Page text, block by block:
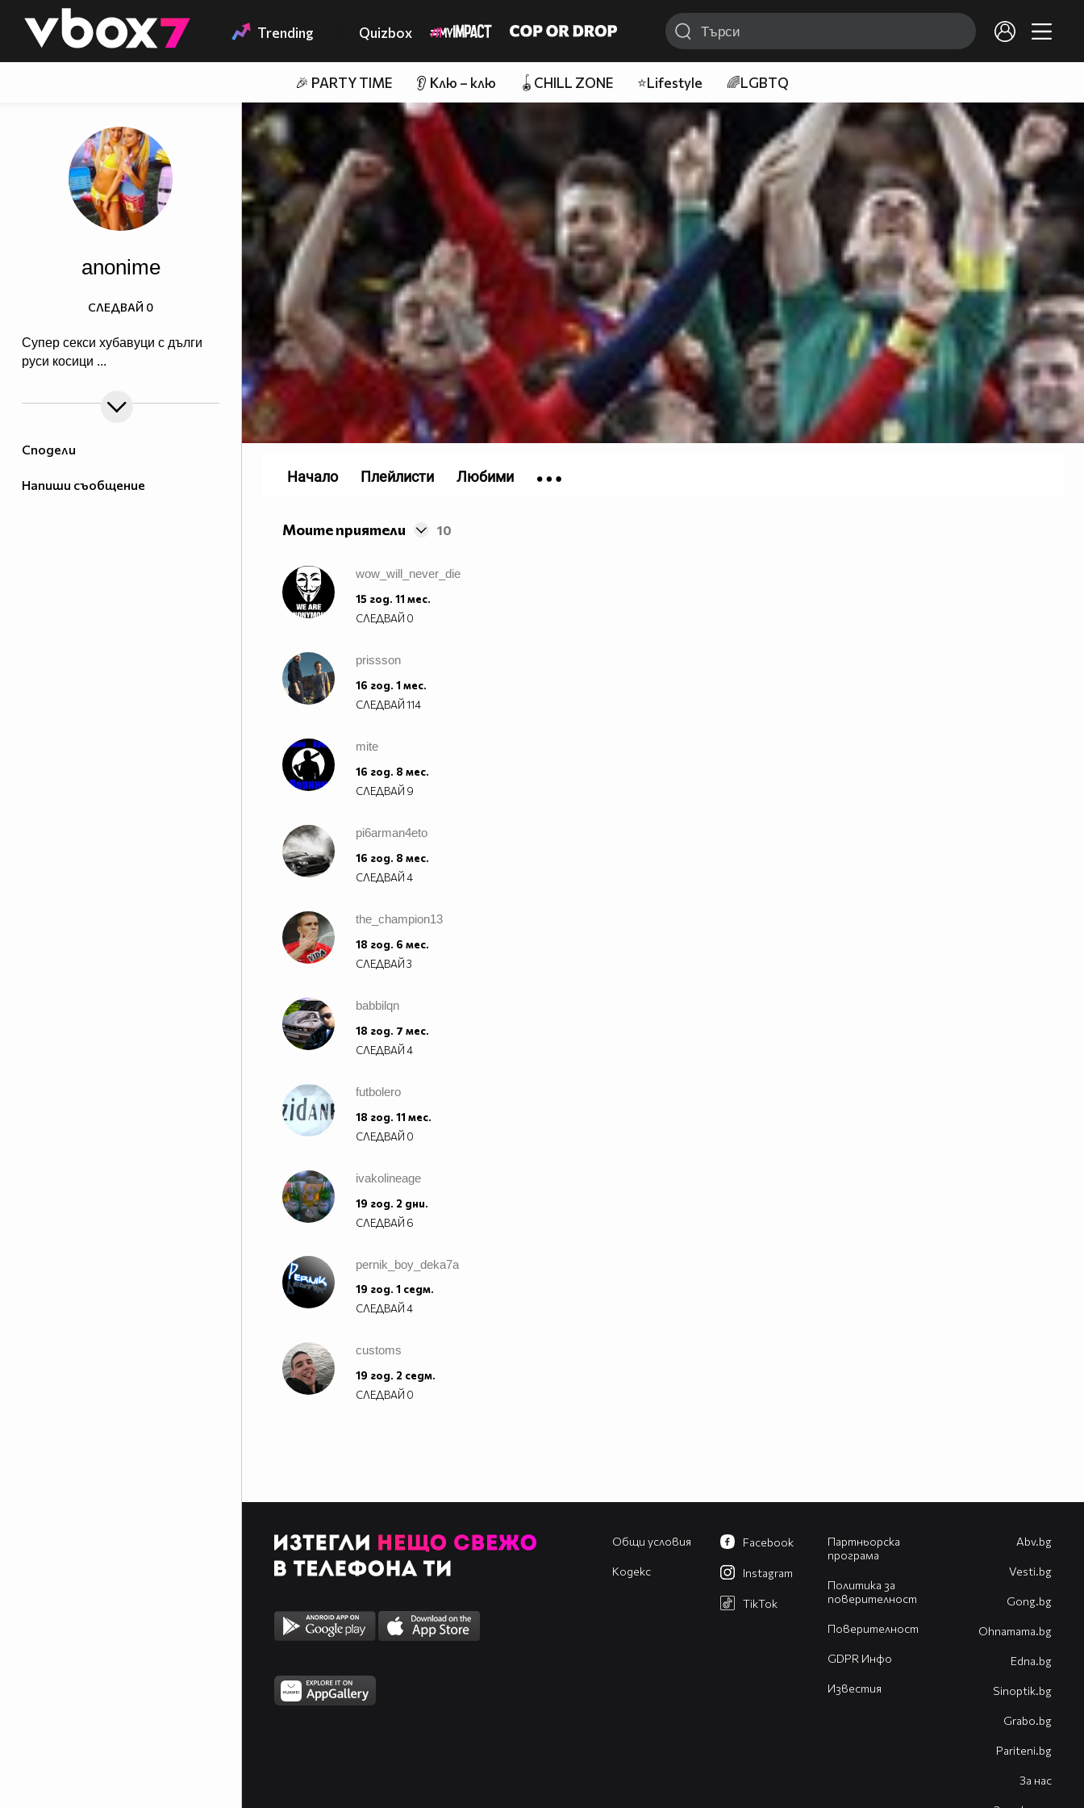
👾 Trending Quizbox
🎉 PARTY TIME 👂 Клю – клю 🪀CHILL ZONE ⭐Lifestyle 🌈LGBTQ
Сподели
Напиши съобщение
anonime
Супер секси хубавуци с дълги
руси косици ...
СЛЕДВАЙ 0
Моите приятели 10
wow_will_never_die
15 год. 11 мес.
СЛЕДВАЙ 0
prissson
16 год. 1 мес.
СЛЕДВАЙ114
mite
16 год. 8 мес.
СЛЕДВАЙ 9
pi6arman4eto
16 год. 8 мес.
СЛЕДВАЙ4
the_champion13
18 год. 6 мес.
СЛЕДВАЙ3
babbilqn
18 год. 7 мес.
СЛЕДВАЙ4
futbolero
18 год. 11 мес.
СЛЕДВАЙ 0
ivakolineage
19 год. 2 дни.
СЛЕДВАЙ 6
pernik_boy_deka7a
19 год. 1 седм.
СЛЕДВАЙ4
customs
19 год. 2 седм.
СЛЕДВАЙ 0
Начало Плейлисти Любими
Общи условия
Кодекс
Партньорска
програма
Политика за
поверителност
Поверителност
GDPR Инфо
Известия
Facebook
Instagram
TikTok
Abv.bg
Vesti.bg
Gong.bg
Оhnamama.bg
Edna.bg
Sinoptik.bg
Grabo.bg
Pariteni.bg
За нас